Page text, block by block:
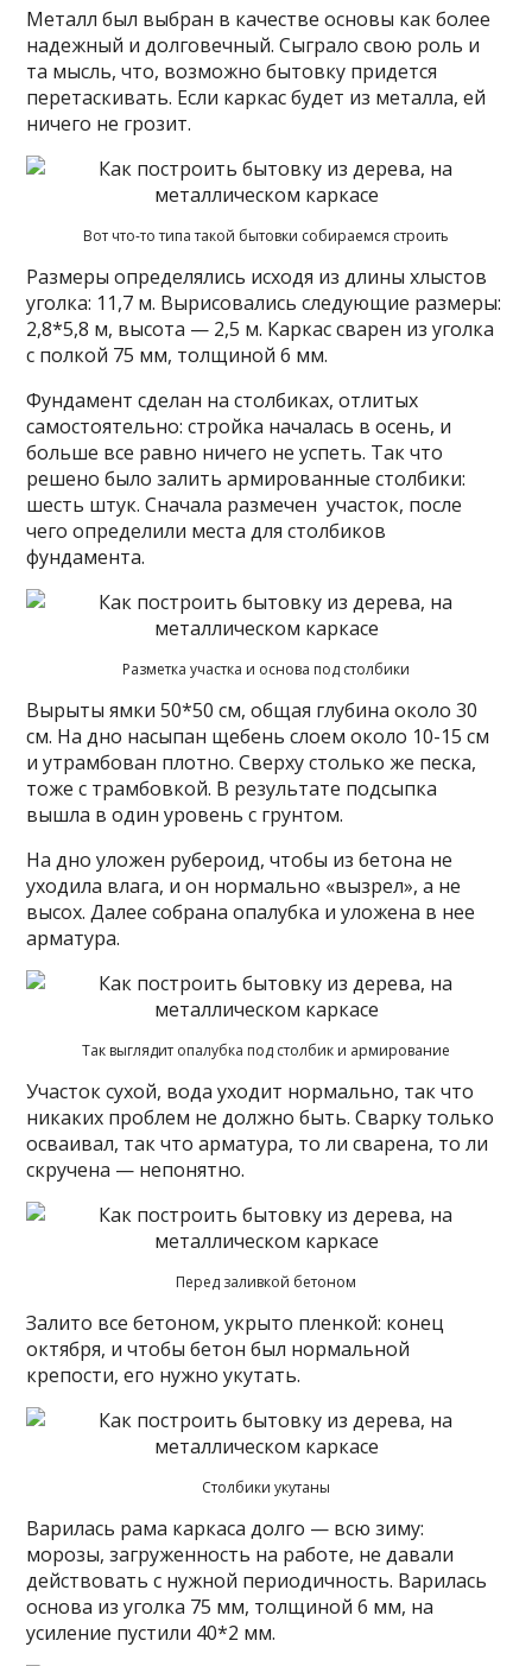
Металл был выбран в качестве основы как более
надежный и долговечный. Сыграло свою роль и
та мысль, что, возможно бытовку придется
перетаскивать. Если каркас будет из металла, ей
ничего не грозит.
Вот что-то типа такой бытовки собираемся строить
Размеры определялись исходя из длины хлыстов
уголка: 11,7 м. Вырисовались следующие размеры:
2,8*5,8 м, высота — 2,5 м. Каркас сварен из уголка
с полкой 75 мм, толщиной 6 мм.
Фундамент сделан на столбиках, отлитых
самостоятельно: стройка началась в осень, и
больше все равно ничего не успеть. Так что
решено было залить армированные столбики:
шесть штук. Сначала размечен участок, после
чего определили места для столбиков
фундамента.
Разметка участка и основа под столбики
Вырыты ямки 50*50 см, общая глубина около 30
см. На дно насыпан щебень слоем около 10-15 см
и утрамбован плотно. Сверху столько же песка,
тоже с трамбовкой. В результате подсыпка
вышла в один уровень с грунтом.
На дно уложен рубероид, чтобы из бетона не
уходила влага, и он нормально «вызрел», а не
высох. Далее собрана опалубка и уложена в нее
арматура.
Так выглядит опалубка под столбик и армирование
Участок сухой, вода уходит нормально, так что
никаких проблем не должно быть. Сварку только
осваивал, так что арматура, то ли сварена, то ли
скручена — непонятно.
Перед заливкой бетоном
Залито все бетоном, укрыто пленкой: конец
октября, и чтобы бетон был нормальной
крепости, его нужно укутать.
Столбики укутаны
Варилась рама каркаса долго — всю зиму:
морозы, загруженность на работе, не давали
действовать с нужной периодичность. Варилась
основа из уголка 75 мм, толщиной 6 мм, на
усиление пустили 40*2 мм.